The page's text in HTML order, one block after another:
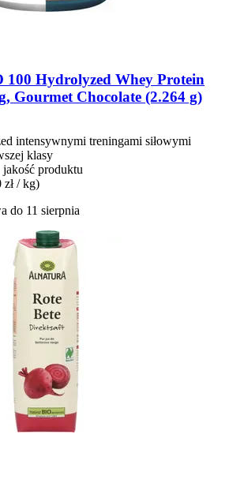
100 Hydrolyzed Whey Protein
Gourmet Chocolate (2.264 g)
intensywnymi treningami siłowymi
klasy
produktu
zł / kg)
do 11 sierpnia